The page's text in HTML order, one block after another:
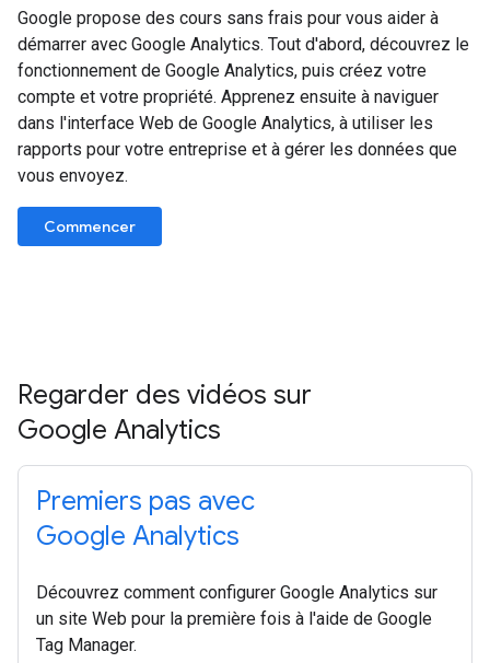
Google propose des cours sans frais pour vous aider à
démarrer avec Google Analytics. Tout d'abord, découvrez le
fonctionnement de Google Analytics, puis créez votre
compte et votre propriété. Apprenez ensuite à naviguer
dans l'interface Web de Google Analytics, à utiliser les
rapports pour votre entreprise et à gérer les données que
vous envoyez.
Commencer
Regarder des vidéos sur
Google Analytics
Premiers pas avec
Google Analytics
Découvrez comment configurer Google Analytics sur
un site Web pour la première fois à l'aide de Google
Tag Manager.